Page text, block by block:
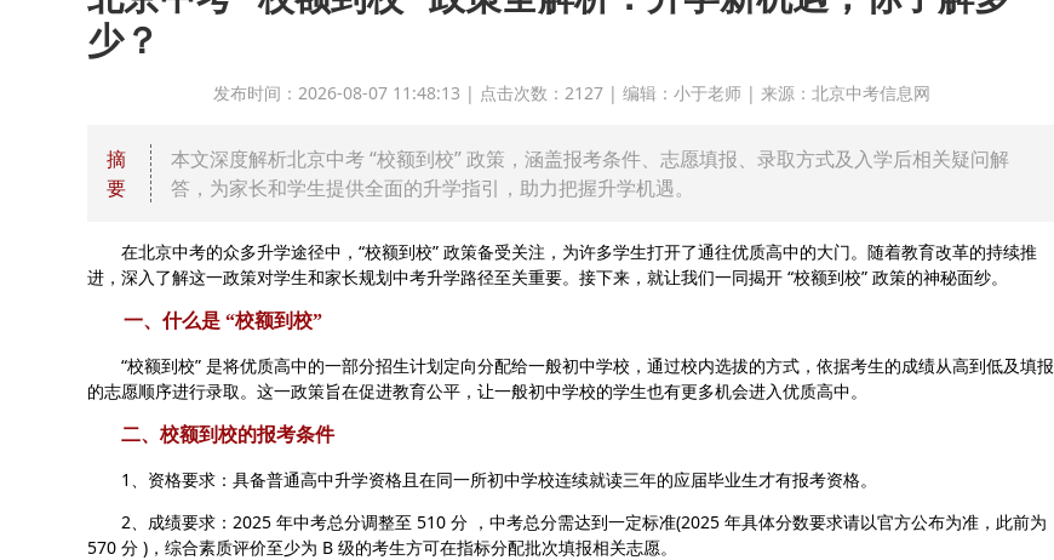
少？
发布时间：2026-08-07 11:48:13 | 点击次数：2127 | 编辑：小于老师 | 来源：北京中考信息网
摘
要
本文深度解析北京中考 “校额到校” 政策，涵盖报考条件、志愿填报、录取方式及入学后相关疑问解
答，为家长和学生提供全面的升学指引，助力把握升学机遇。
在北京中考的众多升学途径中，“校额到校” 政策备受关注，为许多学生打开了通往优质高中的大门。随着教育改革的持续推
进，深入了解这一政策对学生和家长规划中考升学路径至关重要。接下来，就让我们一同揭开 “校额到校” 政策的神秘面纱。
一、什么是 “校额到校”
“校额到校” 是将优质高中的一部分招生计划定向分配给一般初中学校，通过校内选拔的方式，依据考生的成绩从高到低及填报
的志愿顺序进行录取。这一政策旨在促进教育公平，让一般初中学校的学生也有更多机会进入优质高中。
二、校额到校的报考条件
1、资格要求：具备普通高中升学资格且在同一所初中学校连续就读三年的应届毕业生才有报考资格。
2、成绩要求：2025 年中考总分调整至 510 分 ，中考总分需达到一定标准(2025 年具体分数要求请以官方公布为准，此前为
570 分 )，综合素质评价至少为 B 级的考生方可在指标分配批次填报相关志愿。